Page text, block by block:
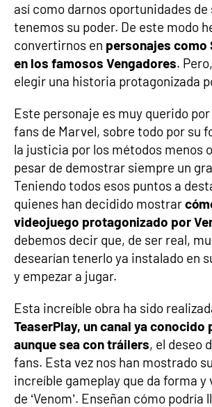
así como darnos oportunidades
tenemos su poder. De este modo
convertirnos en personajes como
en los famosos Vengadores.
elegir una historia protagonizada
Este personaje es muy querido
fans de Marvel, sobre todo por su
la justicia por los métodos menos
pesar de demostrar siempre un
Teniendo todos esos puntos a
quienes han decidido mostrar
videojuego protagonizado por
debemos decir que, de ser real,
desearían tenerlo ya instalado en
y empezar a jugar.
Esta increíble obra ha sido
TeaserPlay, un canal ya conocido
aunque sea con tráilers, el deseo
fans. Esta vez nos han mostrado
increíble gameplay que da forma y
de ‘Venom’. Enseñan cómo podría